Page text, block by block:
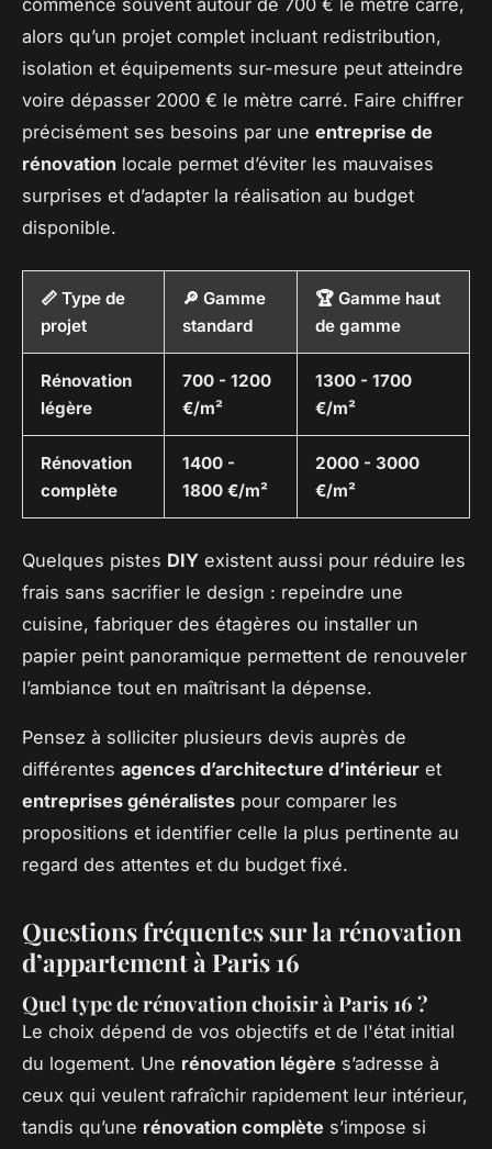
alors qu’un projet complet incluant redistribution,
isolation et équipements sur-mesure peut atteindre
voire dépasser 2000 € le mètre carré. Faire chiffrer
précisément ses besoins par une entreprise de
rénovation locale permet d’éviter les mauvaises
surprises et d’adapter la réalisation au budget
disponible.
📏 Type de
projet
🔎 Gamme
standard
🏆 Gamme haut
de gamme
Rénovation
légère
700 - 1200
€/m²
1300 - 1700
€/m²
Rénovation
complète
1400 -
1800 €/m²
2000 - 3000
€/m²
Quelques pistes DIY existent aussi pour réduire les
frais sans sacrifier le design : repeindre une
cuisine, fabriquer des étagères ou installer un
papier peint panoramique permettent de renouveler
l’ambiance tout en maîtrisant la dépense.
Pensez à solliciter plusieurs devis auprès de
différentes agences d’architecture d’intérieur et
entreprises généralistes pour comparer les
propositions et identifier celle la plus pertinente au
regard des attentes et du budget fixé.
Questions fréquentes sur la rénovation
d’appartement à Paris 16
Quel type de rénovation choisir à Paris 16 ?
Le choix dépend de vos objectifs et de l'état initial
du logement. Une rénovation légère s’adresse à
ceux qui veulent rafraîchir rapidement leur intérieur,
tandis qu’une rénovation complète s’impose si